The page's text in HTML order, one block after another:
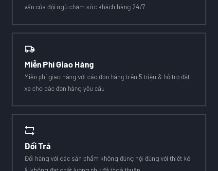
vấn của đội ngũ chăm sóc khách hàng 24/7
Miễn Phí Giao Hàng
Miễn phí giao hàng với các đơn hàng trên 5 triệu & hỗ trợ đặt
xe cho các đơn hàng yêu cầu
Đổi Trả
Đổi hàng với các sản phẩm không đúng nội đúng với thiết kế